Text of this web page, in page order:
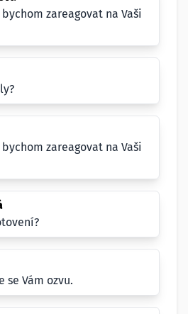
zareagovat na Vaši
zareagovat na Vaši
se Vám ozvu.